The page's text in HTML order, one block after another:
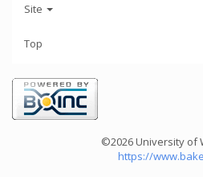
Site
Top
©2026 University of
https://